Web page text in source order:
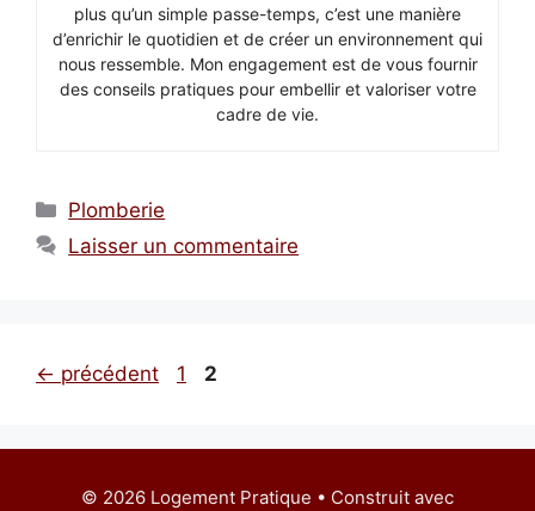
plus qu’un simple passe-temps, c’est une manière
d’enrichir le quotidien et de créer un environnement qui
nous ressemble. Mon engagement est de vous fournir
des conseils pratiques pour embellir et valoriser votre
cadre de vie.
Catégories
Plomberie
Laisser un commentaire
← précédent Page
1 Page
2
© 2026 Logement Pratique • Construit avec